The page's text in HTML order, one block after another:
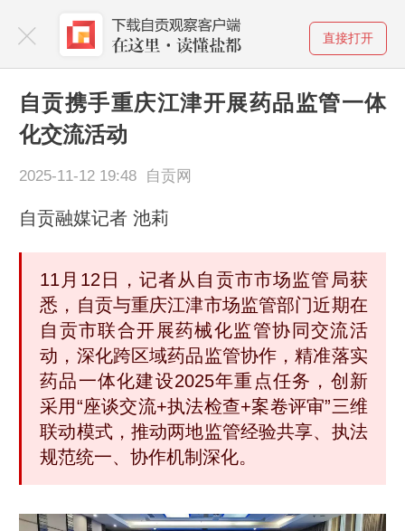
直接打开
自贡携手重庆江津开展药品监管一体
化交流活动
2025-11-12 19:48 自贡网
自贡融媒记者 池莉
11月12日，记者从自贡市市场监管局获
悉，自贡与重庆江津市场监管部门近期在
自贡市联合开展药械化监管协同交流活
动，深化跨区域药品监管协作，精准落实
药品一体化建设2025年重点任务，创新
采用“座谈交流+执法检查+案卷评审”三维
联动模式，推动两地监管经验共享、执法
规范统一、协作机制深化。